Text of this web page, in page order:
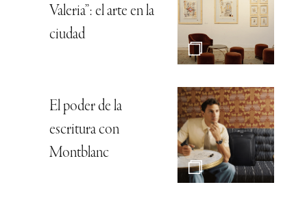
Valeria”: el arte en la
ciudad
El poder de la
escritura con
Montblanc